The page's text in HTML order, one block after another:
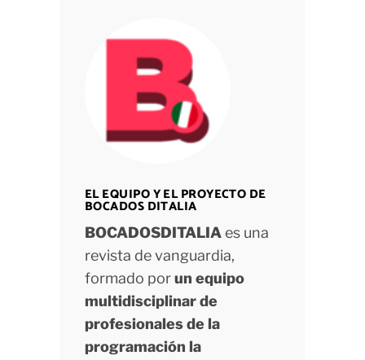
EL EQUIPO Y EL PROYECTO DE
BOCADOS DITALIA
BOCADOSDITALIAes una
revista de vanguardia,
formado porun equipo
multidisciplinar de
profesionales de la
programación la